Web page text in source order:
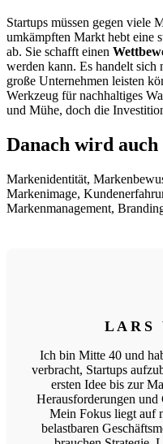
Startups müssen gegen viele
umkämpften Markt hebt eine
ab. Sie schafft einen
werden kann. Es handelt
große Unternehmen leisten
Werkzeug für nachhaltiges
und Mühe, doch die
Danach wird auch
Markenidentität,
Markenimage,
Markenmanagement,
LARS
Ich bin Mitte 40 und
verbracht, Startups
ersten Idee bis zur
Herausforderungen und
Mein Fokus liegt auf
belastbaren